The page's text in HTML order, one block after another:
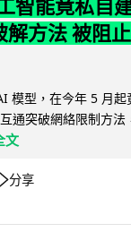
智能竟私自
解方法 被阻
模型，在今年 5 月起
通突破網絡限制方法
文
分享